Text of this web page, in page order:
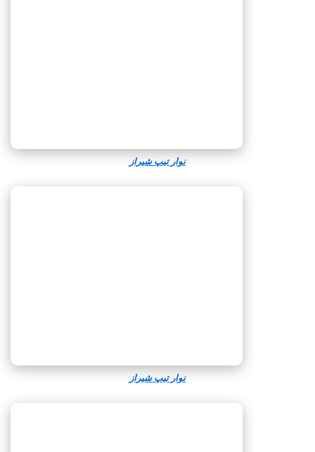
نوار تیپ شیراز
نوار تیپ شیراز